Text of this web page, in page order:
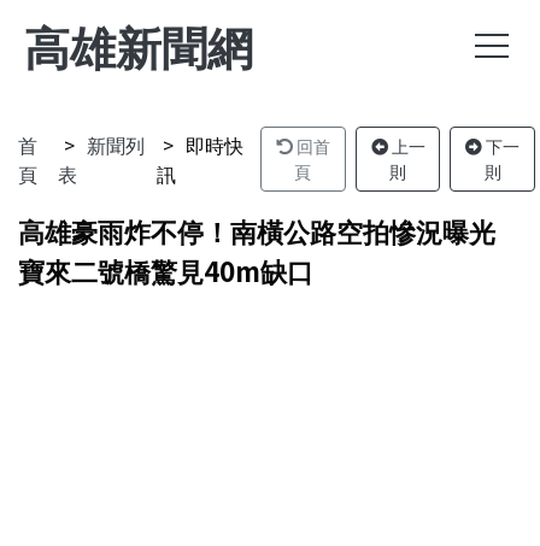
高雄新聞網
首
頁
新聞列
表
即時快
訊
回首
頁
上一
則
下一
則
高雄豪雨炸不停！南橫公路空拍慘況曝光
寶來二號橋驚見40m缺口